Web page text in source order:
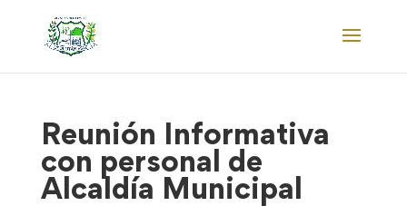
Reunión Informativa
con personal de
Alcaldía Municipal